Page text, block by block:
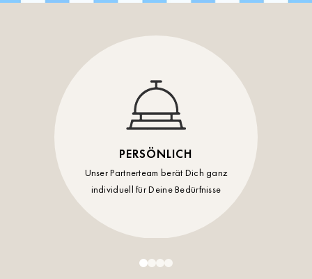
PERSÖNLICH
Unser Partnerteam berät Dich ganz
individuell für Deine Bedürfnisse